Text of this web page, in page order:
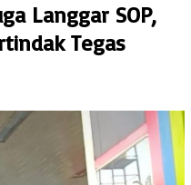
Langgar SOP,
Tegas